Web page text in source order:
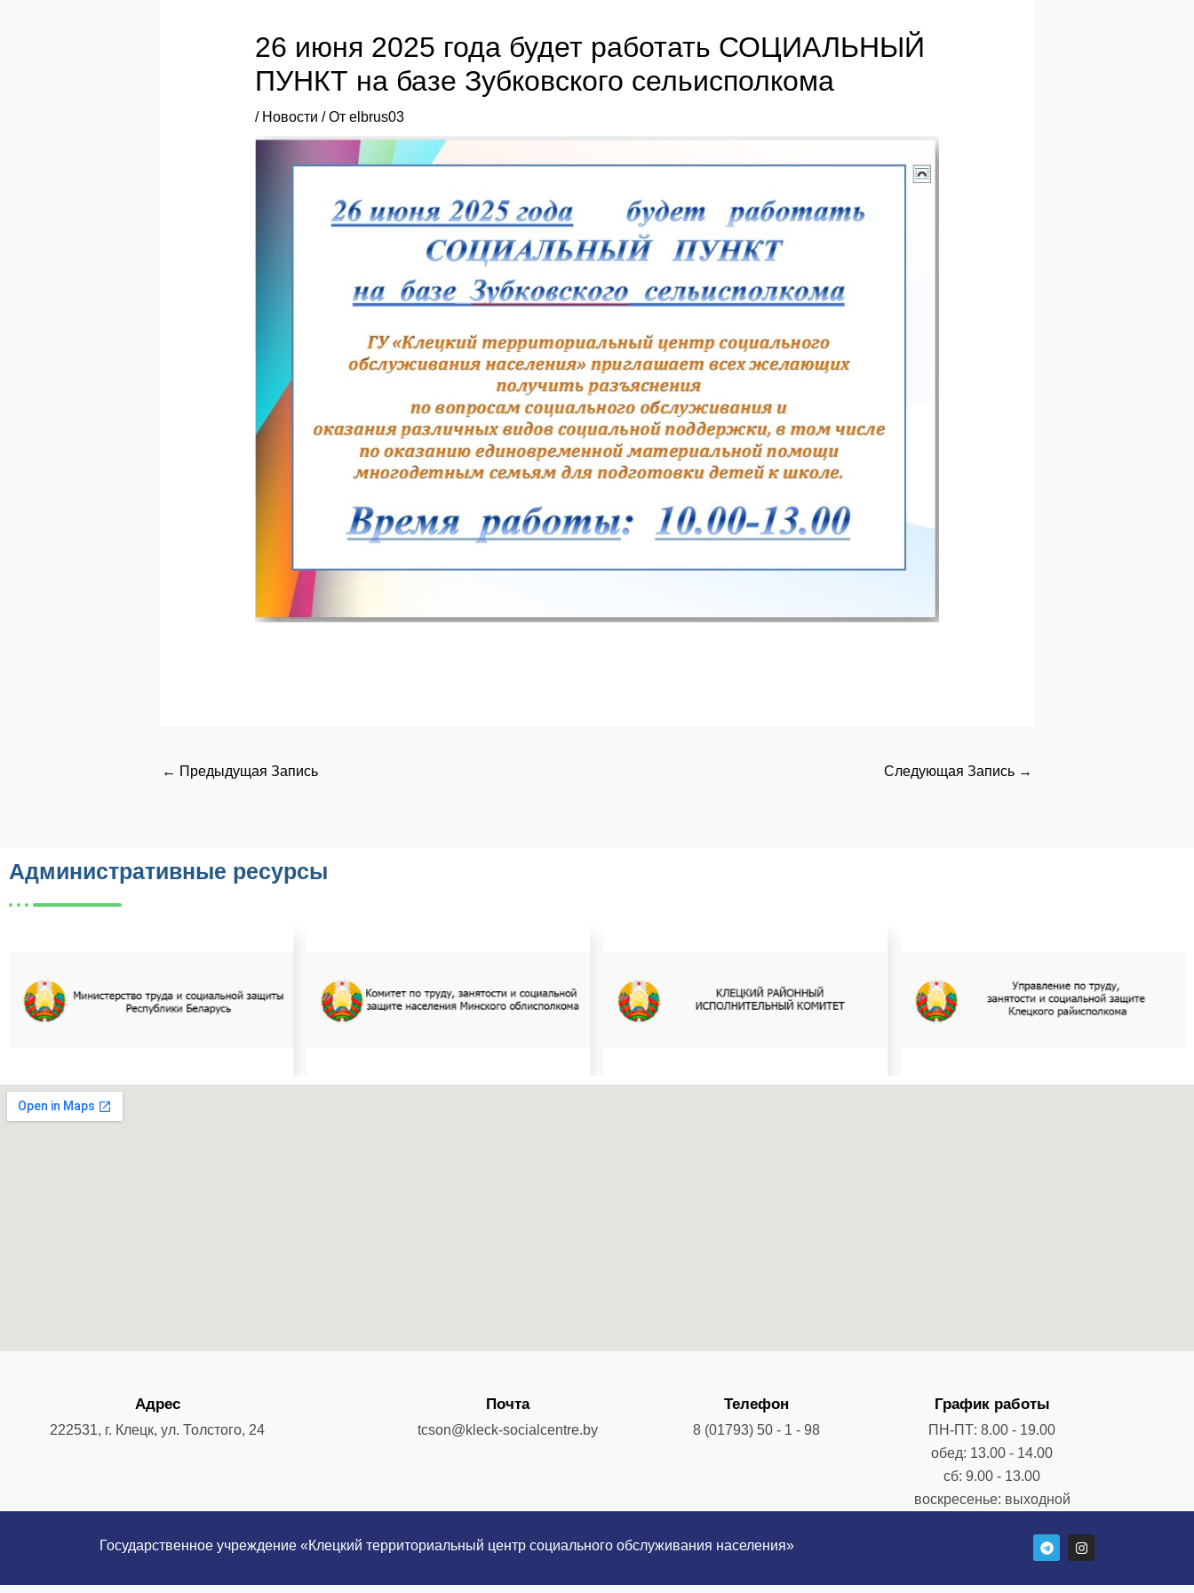
26 июня 2025 года будет работать СОЦИАЛЬНЫЙ
ПУНКТ на базе Зубковского сельисполкома
/ Новости / От elbrus03
← Предыдущая Запись Следующая Запись →
Административные ресурсы
Адрес
222531, г. Клецк, ул. Толстого, 24
Почта
tcson@kleck-socialcentre.by
Телефон
8 (01793) 50 - 1 - 98
График работы
ПН-ПТ: 8.00 - 19.00
обед: 13.00 - 14.00
сб: 9.00 - 13.00
воскресенье: выходной
Государственное учреждение «Клецкий территориальный центр социального обслуживания населения»
T
e
I
n